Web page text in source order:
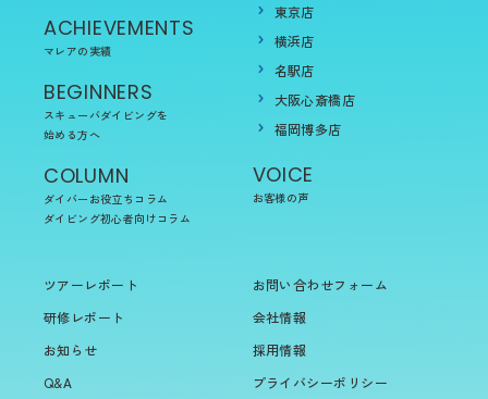
ACHIEVEMENTS
マレアの実績
BEGINNERS
スキューバダイビングを
始める方へ
COLUMN
ダイバーお役立ちコラム
ダイビング初心者向けコラム
東京店
横浜店
名駅店
大阪心斎橋店
福岡博多店
VOICE
お客様の声
ツアーレポート
研修レポート
お知らせ
Q&A
お問い合わせフォーム
会社情報
採用情報
プライバシーポリシー